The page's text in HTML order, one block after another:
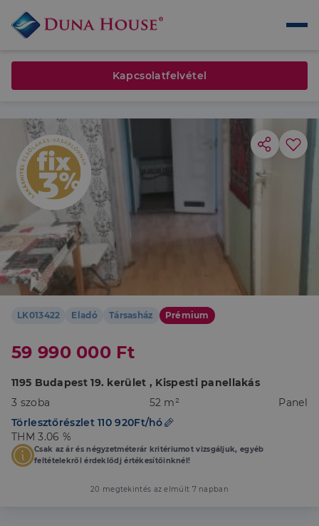
LK013422 Eladó Társasház Prémium
59 990 000 Ft
1195 Budapest 19. kerület , Kispesti panellakás
3 szoba
52 m²
Panel
Törlesztőrészlet 110 920Ft/hó
THM 3.06 %
Csak az ár és négyzetméterár kritériumot vizsgáljuk, egyéb
feltételekről érdeklődj értékesítőinknél!
20 megtekintés az elmúlt 7 napban
Kapcsolatfelvétel